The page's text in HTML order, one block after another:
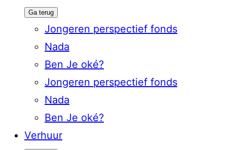
Ga terug
Jongeren perspectief fonds
Nada
Ben Je oké?
Jongeren perspectief fonds
Nada
Ben Je oké?
Verhuur